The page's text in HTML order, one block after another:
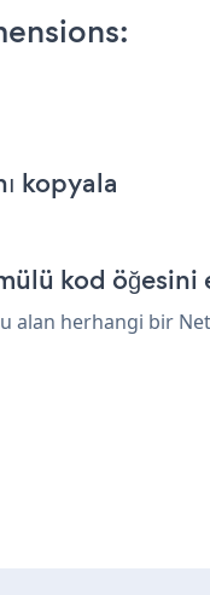
kopyala
kod öğesini
herhangi bir